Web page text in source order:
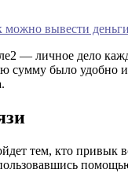
можно вывести
— личное дело
сумму было удобно
тем, кто привык